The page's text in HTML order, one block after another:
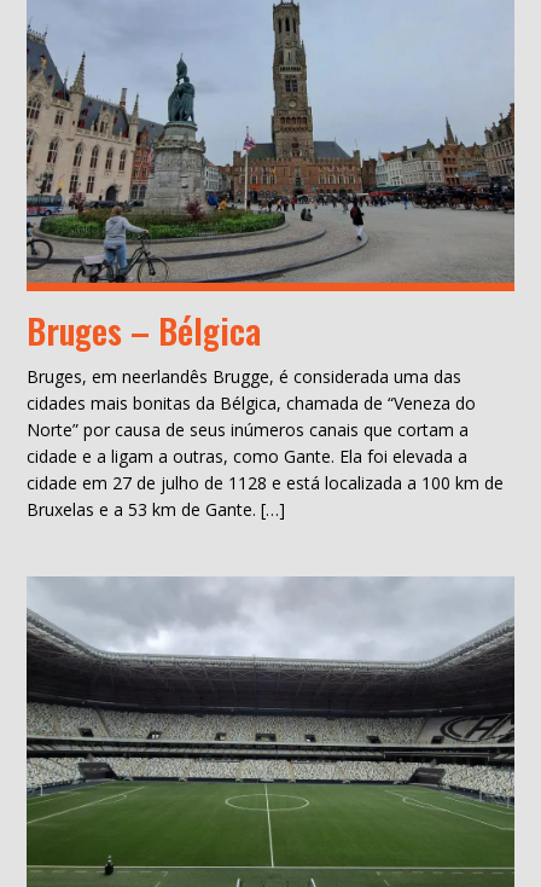
Bruges – Bélgica
Bruges, em neerlandês Brugge, é considerada uma das
cidades mais bonitas da Bélgica, chamada de “Veneza do
Norte” por causa de seus inúmeros canais que cortam a
cidade e a ligam a outras, como Gante. Ela foi elevada a
cidade em 27 de julho de 1128 e está localizada a 100 km de
Bruxelas e a 53 km de Gante. […]